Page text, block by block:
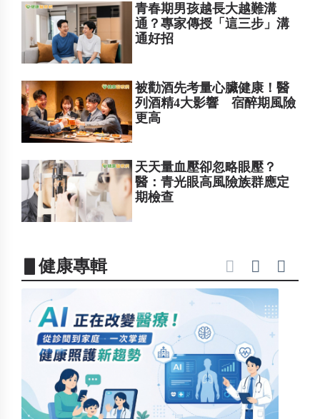
青春期男孩越長大越難溝
通？專家傳授「這三步」溝
通好招
被勸酒先考量心臟健康！醫
列酒精4大影響 宿醉期風險
更高
天天量血壓卻忽略眼壓？
醫：青光眼高風險族群應定
期檢查
▋健康專輯